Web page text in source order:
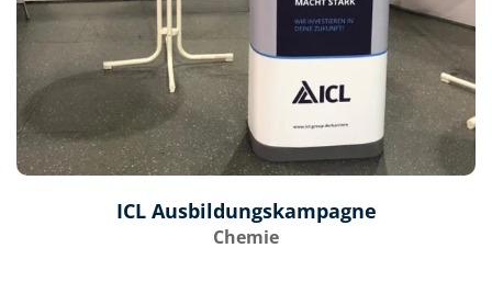
ICL Ausbildungskampagne
Chemie